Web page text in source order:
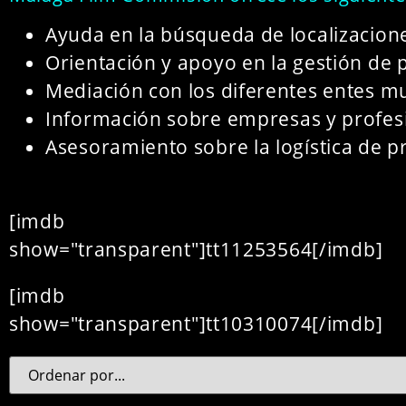
Ayuda en la búsqueda de
Orientación y apoyo en la gestión de
Mediación con los diferentes entes
Información sobre empresas y
Asesoramiento sobre la logística de
[imdb
show="transparent"]tt11253564[/imdb]
[imdb
show="transparent"]tt10310074[/imdb]